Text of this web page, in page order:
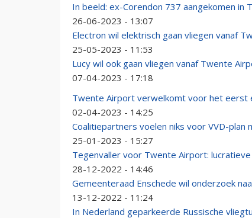
In beeld: ex-Corendon 737 aangekomen in
26-06-2023 - 13:07
Electron wil elektrisch gaan vliegen vanaf
25-05-2023 - 11:53
Lucy wil ook gaan vliegen vanaf Twente
07-04-2023 - 17:18
Twente Airport verwelkomt voor het eerst
02-04-2023 - 14:25
Coalitiepartners voelen niks voor VVD-
25-01-2023 - 15:27
Tegenvaller voor Twente Airport:
28-12-2022 - 14:46
Gemeenteraad Enschede wil onderzoek
13-12-2022 - 11:24
In Nederland geparkeerde Russische